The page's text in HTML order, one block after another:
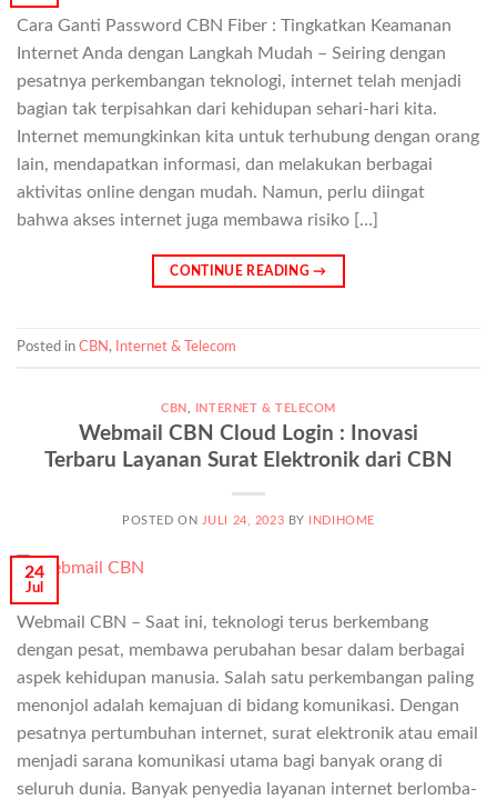
Cara Ganti Password CBN Fiber : Tingkatkan Keamanan
Internet Anda dengan Langkah Mudah – Seiring dengan
pesatnya perkembangan teknologi, internet telah menjadi
bagian tak terpisahkan dari kehidupan sehari-hari kita.
Internet memungkinkan kita untuk terhubung dengan orang
lain, mendapatkan informasi, dan melakukan berbagai
aktivitas online dengan mudah. Namun, perlu diingat
bahwa akses internet juga membawa risiko […]
CONTINUE READING→
Posted in CBN , Internet & Telecom
CBN INTERNET & TELECOM
Webmail CBN Cloud Login : Inovasi
Terbaru Layanan Surat Elektronik dari CBN
POSTED ON JULI 24, 2023 BY INDIHOME
24
Jul
Webmail CBN – Saat ini, teknologi terus berkembang
dengan pesat, membawa perubahan besar dalam berbagai
aspek kehidupan manusia. Salah satu perkembangan paling
menonjol adalah kemajuan di bidang komunikasi. Dengan
pesatnya pertumbuhan internet, surat elektronik atau email
menjadi sarana komunikasi utama bagi banyak orang di
seluruh dunia. Banyak penyedia layanan internet berlomba-